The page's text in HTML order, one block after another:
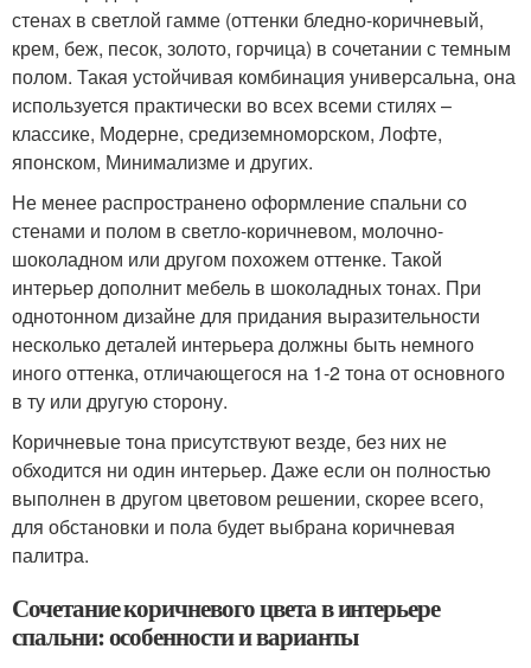
стенах в светлой гамме (оттенки бледно-коричневый,
крем, беж, песок, золото, горчица) в сочетании с темным
полом. Такая устойчивая комбинация универсальна, она
используется практически во всех всеми стилях –
классике, Модерне, средиземноморском, Лофте,
японском, Минимализме и других.
Не менее распространено оформление спальни со
стенами и полом в светло-коричневом, молочно-
шоколадном или другом похожем оттенке. Такой
интерьер дополнит мебель в шоколадных тонах. При
однотонном дизайне для придания выразительности
несколько деталей интерьера должны быть немного
иного оттенка, отличающегося на 1-2 тона от основного
в ту или другую сторону.
Коричневые тона присутствуют везде, без них не
обходится ни один интерьер. Даже если он полностью
выполнен в другом цветовом решении, скорее всего,
для обстановки и пола будет выбрана коричневая
палитра.
Сочетание коричневого цвета в интерьере
спальни: особенности и варианты